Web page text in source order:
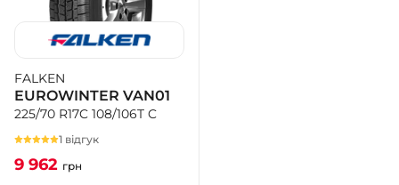
FALKEN
EUROWINTER VAN01
225/70 R17C 108/106T C
1 відгук
9 962 грн